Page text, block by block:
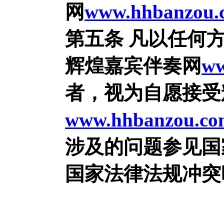
网
第五条 凡以任何
辉煌嘉宾伴奏网
者，视为自愿接
涉及的问题参见
国家法律法规冲